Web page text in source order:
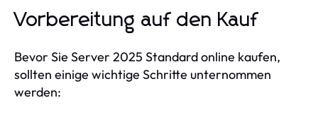
Vorbereitung auf den Kauf
Bevor Sie Server 2025 Standard online kaufen,
sollten einige wichtige Schritte unternommen
werden: